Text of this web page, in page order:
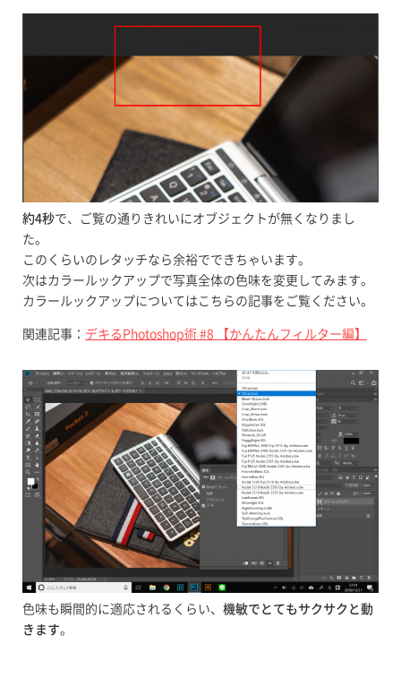
約4秒で、ご覧の通りきれいにオブジェクトが無くなりまし
た。
このくらいのレタッチなら余裕でできちゃいます。
次はカラールックアップで写真全体の色味を変更してみます。
カラールックアップについてはこちらの記事をご覧ください。
関連記事： デキるPhotoshop術 #8 【かんたんフィルター編】
色味も瞬間的に適応されるくらい、 機敏でとてもサクサクと動
きます。